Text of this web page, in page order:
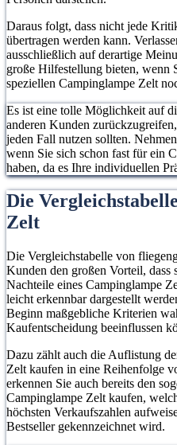
Daraus folgt, dass nicht jede
übertragen werden kann.
ausschließlich auf derartige
große Hilfestellung bieten, wenn
speziellen Campinglampe Zelt
Es ist eine tolle Möglichkeit auf
anderen Kunden
jeden Fall nutzen sollten.
wenn Sie sich schon fast für ein
haben, da es Ihre individuellen
Die
Zelt
Die Vergleichstabelle von
Kunden den großen Vorteil, dass
Nachteile eines Campinglampe
leicht erkennbar dargestellt
Beginn maßgebliche Kriterien
Kaufentscheidung beeinflussen
Dazu zählt auch die Auflistung
Zelt kaufen in eine Reihenfolge
erkennen Sie auch bereits den
Campinglampe Zelt kaufen,
höchsten Verkaufszahlen
Bestseller gekennzeichnet wird.